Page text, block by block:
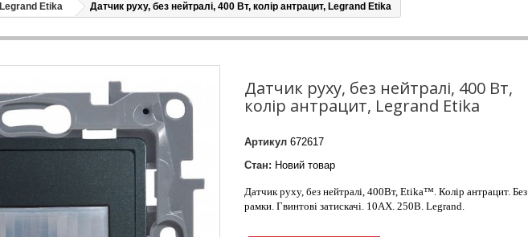
LEGRAND
Legrand Etika
Legrand Forix
Legrand SUNO
Legrand Valena Allure
Legrand Valena Classic
Legrand Valena Life
LEGRAND
LEZARD
Lezard Deriy
Legrand Etika Датчик руху, без нейтралі, 400 Вт, колір антрацит, Legrand Etika
Датчик руху, без нейтралі, 400 Вт,
колір антрацит, Legrand Etika
Артикул 672617
Стан: Новий товар
Датчик руху, без нейтралі, 400Вт, Etika™. Колір антрацит. Без
рамки. Гвинтові затискачі. 10АХ. 250В. Legrand.